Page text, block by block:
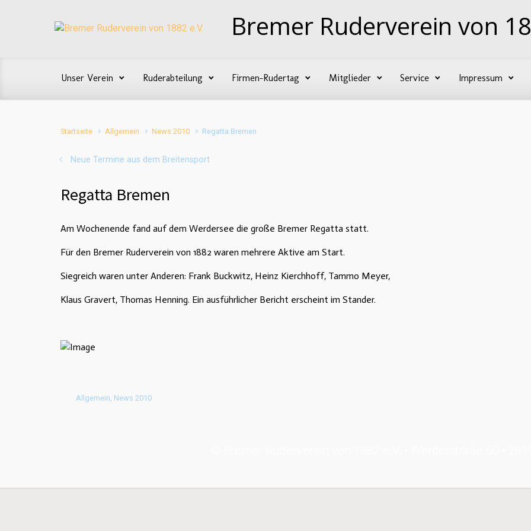
Bremer Ruderverein von
Unser Verein Ruderabteilung Firmen-Rudertag Mitglieder Service Impressum
Startseite Allgemein News 2010 Regatta Bremen
Neue Termine aus dem Breitensport
Regatta Bremen
Am Wochenende fand auf dem Werdersee die große Bremer Regatta statt.
Für den Bremer Ruderverein von 1882 waren mehrere Aktive am Start.
Siegreich waren unter Anderen: Frank Buckwitz, Heinz Kierchhoff, Tammo Meyer,
Klaus Gravert, Thomas Henning. Ein ausführlicher Bericht erscheint im Stander.
Allgemein, News 2010